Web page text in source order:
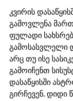
კვირის
გამოვლენა
ფულადი
გამოსასვლელი
არც თუ ისე
გამოიჩენთ
დასაწყისში
გირჩევენ. დიდი